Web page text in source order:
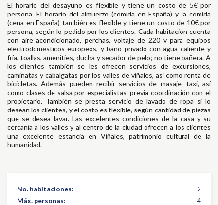
El horario del desayuno es flexible y tiene un costo de 5€ por
persona. El horario del almuerzo (comida en España) y la comida
(cena en España) también es flexible y tiene un costo de 10€ por
persona, según lo pedido por los clientes. Cada habitación cuenta
con aire acondicionado, perchas, voltaje de 220 v para equipos
electrodomésticos europeos, y baño privado con agua caliente y
fría, toallas, amenities, ducha y secador de pelo; no tiene bañera. A
los clientes también se les ofrecen servicios de excursiones,
caminatas y cabalgatas por los valles de viñales, así como renta de
bicicletas. Además pueden recibir servicios de masaje, taxi, así
como clases de salsa por especialistas, previa coordinación con el
propietario. También se presta servicio de lavado de ropa si lo
desean los clientes, y el costo es flexible, según cantidad de piezas
que se desea lavar. Las excelentes condiciones de la casa y su
cercanía a los valles y al centro de la ciudad ofrecen a los clientes
una excelente estancia en Viñales, patrimonio cultural de la
humanidad.
No. habitaciones:
2
Máx. personas:
4